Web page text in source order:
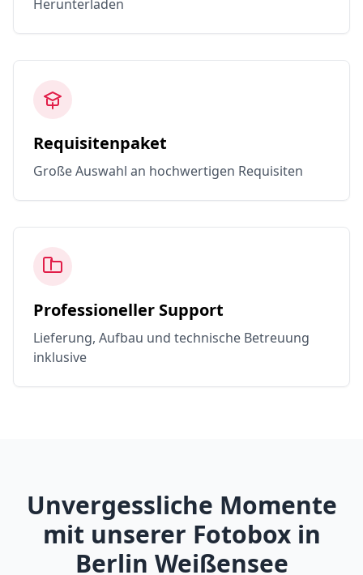
Herunterladen
Requisitenpaket
Große Auswahl an hochwertigen Requisiten
Professioneller Support
Lieferung, Aufbau und technische Betreuung
inklusive
Unvergessliche Momente
mit unserer Fotobox in
Berlin Weißensee